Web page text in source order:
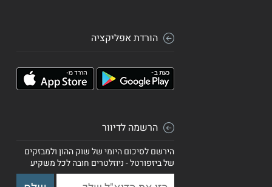
הורדת אפליקציה
הרשמה לדיוור
הירשם לסיכום היומי של שוק ההון ולמבזקים
של ביזפורטל - ניוזלטרים חובה לכל משקיע